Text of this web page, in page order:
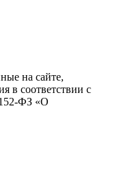
на сайте,
в соответствии с
ФЗ «О